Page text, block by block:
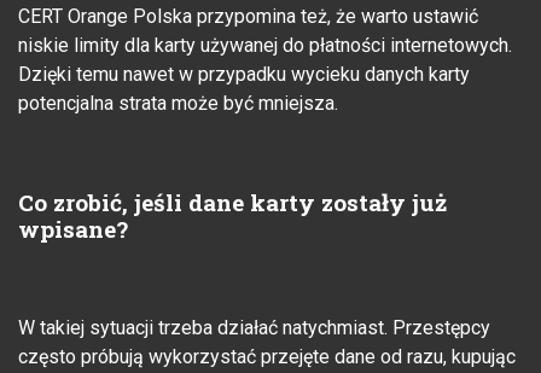
CERT Orange Polska przypomina też, że warto ustawić
niskie limity dla karty używanej do płatności internetowych.
Dzięki temu nawet w przypadku wycieku danych karty
potencjalna strata może być mniejsza.
Co zrobić, jeśli dane karty zostały już
wpisane?
W takiej sytuacji trzeba działać natychmiast. Przestępcy
często próbują wykorzystać przejęte dane od razu, kupując